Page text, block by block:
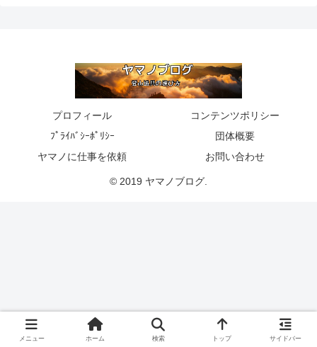
プロフィール
コンテンツポリシー
ﾌﾟﾗｲﾊﾞｼｰﾎﾟﾘｼｰ
団体概要
ヤマノに仕事を依頼
お問い合わせ
© 2019 ヤマノブログ.
メニュー ホーム 検索 トップ サイドバー